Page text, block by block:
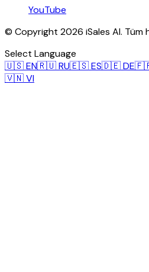
YouTube
© Copyright 2026 iSales AI. Tüm
Select Language
🇺🇸EN🇷🇺RU🇪🇸ES🇩🇪DE
🇻🇳VI